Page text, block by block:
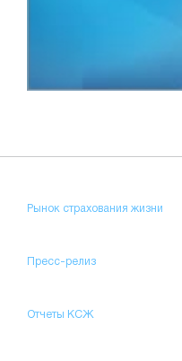
Рынок страхования жизни
Пресс-релиз
Отчеты КСЖ